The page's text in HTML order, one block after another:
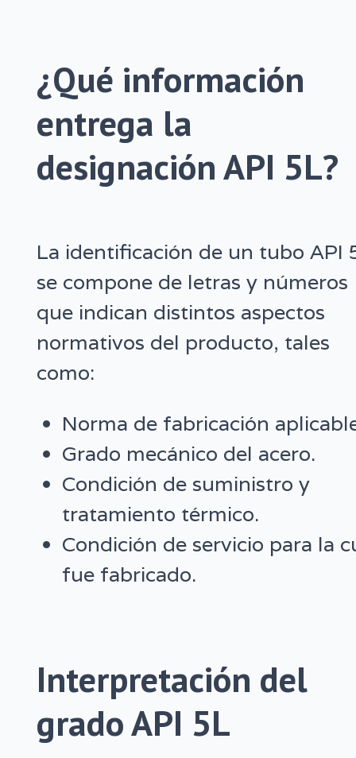
¿Qué información
entrega la
designación API 5L?
La identificación de un tubo API
se compone de letras y números
que indican distintos aspectos
normativos del producto, tales
como:
Norma de fabricación
Grado mecánico del acero.
Condición de suministro y
tratamiento térmico.
Condición de servicio para la
fue fabricado.
Interpretación del
grado API 5L